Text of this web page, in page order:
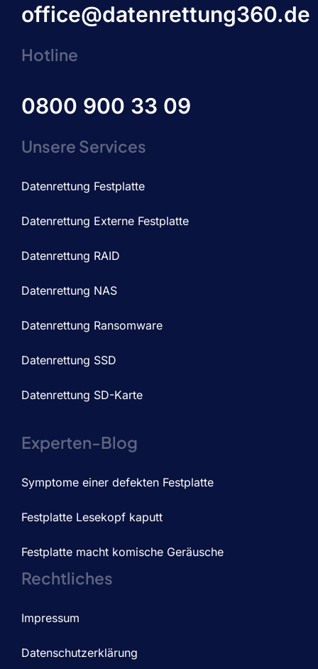
office@datenrettung360.de
Hotline
0800 900 33 09
Unsere Services
Datenrettung Festplatte
Datenrettung Externe Festplatte
Datenrettung RAID
Datenrettung NAS
Datenrettung Ransomware
Datenrettung SSD
Datenrettung SD-Karte
Experten-Blog
Symptome einer defekten Festplatte
Festplatte Lesekopf kaputt
Festplatte macht komische Geräusche
Rechtliches
Impressum
Datenschutzerklärung